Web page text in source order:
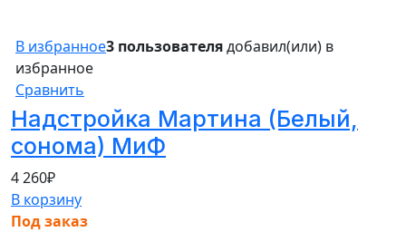
В избранное3 пользователядобавил(или) в
избранное
Сравнить
Надстройка Мартина (Белый,
сонома) МиФ
4 260₽
В корзину
Под заказ